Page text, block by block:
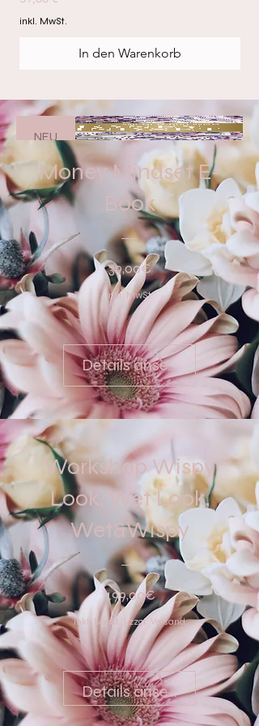
inkl. MwSt.
In den Warenkorb
NEU
Money Mindset E-
Book
39,00€Preis
inkl. MwSt.
Details ansehen
Workshop Wispy
Look, Wet Look,
Wet&Wispy
499,00€Preis
inkl. MwSt. |zzgl. Versand
Details ansehen